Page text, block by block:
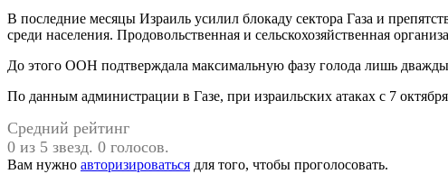
В последние месяцы Израиль усилил блокаду сектора Газа и
среди населения. Продовольственная и сельскохозяйственная
До этого ООН подтверждала максимальную фазу голода лишь
По данным администрации в Газе, при израильских атаках с 7
Средний рейтинг
0 из 5 звезд. 0 голосов.
Вам нужно авторизироваться для того, чтобы проголосовать.